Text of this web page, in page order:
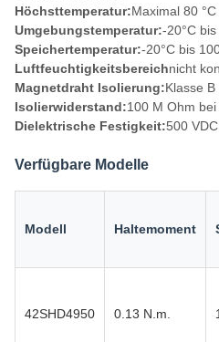
Höchsttemperatur:Maximal 80 °C
Umgebungstemperatur:-20°C bis
Speichertemperatur:-20°C bis
Luftfeuchtigkeitsbereichnicht
Magnetdraht Isolierung:Klasse B
Isolierwiderstand:100 M Ohm
Dielektrische Festigkeit:500
Verfügbare Modelle
Modell Haltemoment
42SHD4950 0.13 N.m.